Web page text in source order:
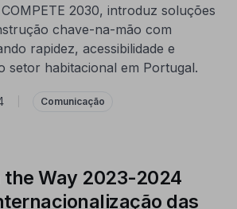
2030, introduz soluções
chave-na-mão com
rapidez, acessibilidade e
setor habitacional em Portugal.
Comunicação
the Way 2023-2024
das